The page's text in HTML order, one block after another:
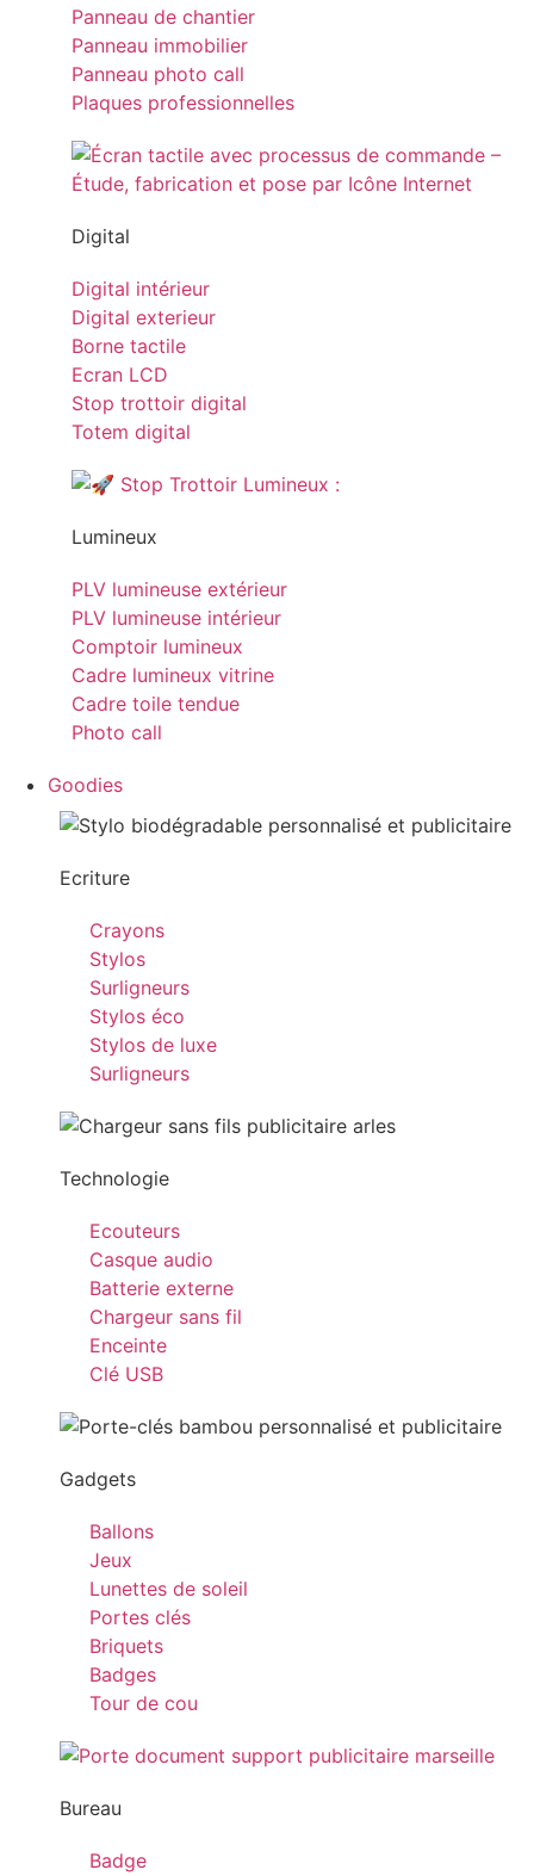
Panneau de chantier
Panneau immobilier
Panneau photo call
Plaques professionnelles
Digital
Digital intérieur
Digital exterieur
Borne tactile
Ecran LCD
Stop trottoir digital
Totem digital
Lumineux
PLV lumineuse extérieur
PLV lumineuse intérieur
Comptoir lumineux
Cadre lumineux vitrine
Cadre toile tendue
Photo call
Goodies
Ecriture
Crayons
Stylos
Surligneurs
Stylos éco
Stylos de luxe
Surligneurs
Technologie
Ecouteurs
Casque audio
Batterie externe
Chargeur sans fil
Enceinte
Clé USB
Gadgets
Ballons
Jeux
Lunettes de soleil
Portes clés
Briquets
Badges
Tour de cou
Bureau
Badge